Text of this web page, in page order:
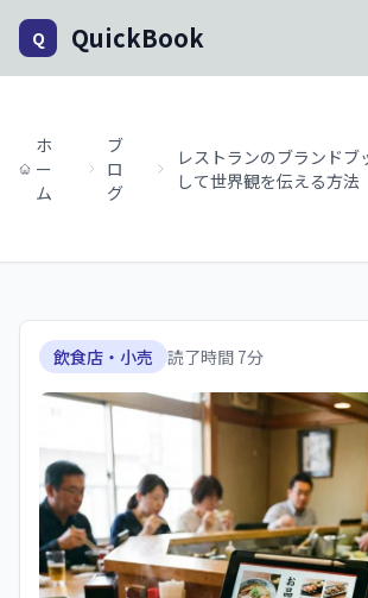
Q QuickBook
ホ
ー
ム
ブ
ロ
グ
レストランのブランドブ
して世界観を伝える方法
飲食店・小売 読了時間 7分